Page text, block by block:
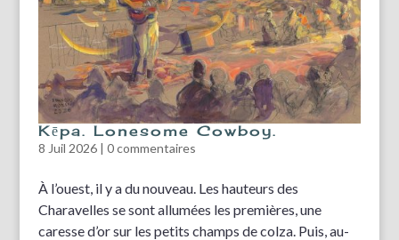
Kēpa. Lonesome Cowboy.
8 Juil 2026| 0 commentaires
À l’ouest, il y a du nouveau. Les hauteurs des
Charavelles se sont allumées les premières, une
caresse d’or sur les petits champs de colza. Puis, au-